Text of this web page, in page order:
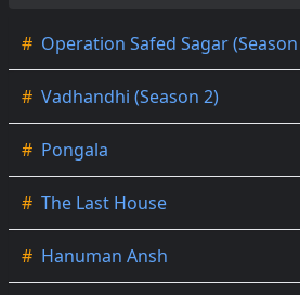
# Operation Safed Sagar
# Vadhandhi (Season 2)
# Pongala
# The Last House
# Hanuman Ansh